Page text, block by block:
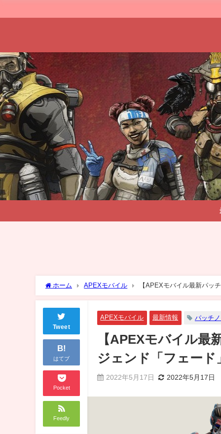
ホーム APEXモバイル
【APEXモバイル最新パッ
まとめ
Tweet
B!
はてブ
Pocket
Feedly
APEXモバイル 最新情報 パッチ
【APEXモバイル最
ジェンド「フェード
2022年5月17日 2022年5月17日